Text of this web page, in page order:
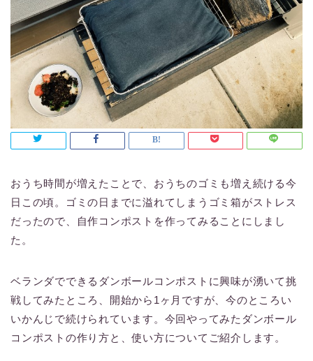
おうち時間が増えたことで、おうちのゴミも増え続ける今
日この頃。ゴミの日までに溢れてしまうゴミ箱がストレス
だったので、自作コンポストを作ってみることにしまし
た。
ベランダでできるダンボールコンポストに興味が湧いて挑
戦してみたところ、開始から1ヶ月ですが、今のところい
いかんじで続けられています。今回やってみたダンボール
コンポストの作り方と、使い方についてご紹介します。